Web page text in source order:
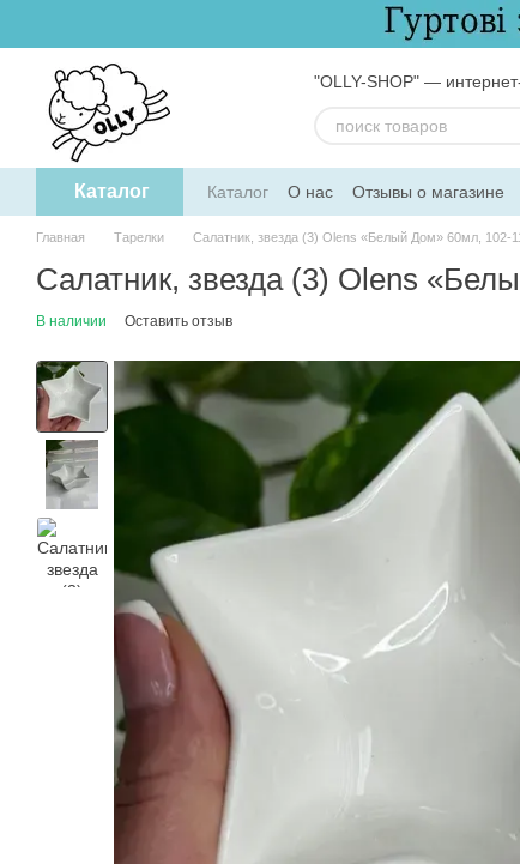
"OLLY-SHOP" —
Каталог Каталог О нас Отзывы о магазине
Обмен и возврат
Главная Тарелки Салатник, звезда (3) Olens «Белый Дом» 60мл, 102-
Салатник, звезда (3) Olens
В наличии Оставить отзыв